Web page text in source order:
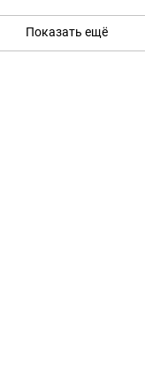
Показать ещё